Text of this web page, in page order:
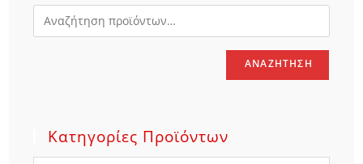
ΑΝΑΖΉΤΗΣΗ
Κατηγορίες Προϊόντων